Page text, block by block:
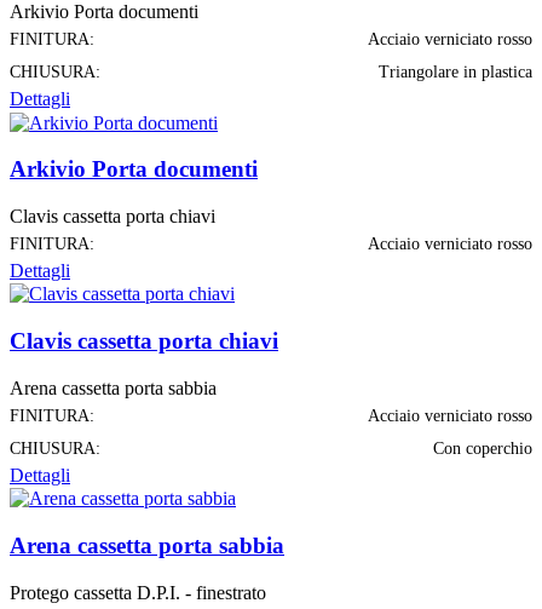
Arkivio Porta documenti
FINITURA:
Acciaio verniciato rosso
CHIUSURA:
Triangolare in plastica
Dettagli
Arkivio Porta documenti
Clavis cassetta porta chiavi
FINITURA: Acciaio verniciato rosso
Dettagli
Clavis cassetta porta chiavi
Arena cassetta porta sabbia
FINITURA:
Acciaio verniciato rosso
CHIUSURA:
Con coperchio
Dettagli
Arena cassetta porta sabbia
Protego cassetta D.P.I. - finestrato